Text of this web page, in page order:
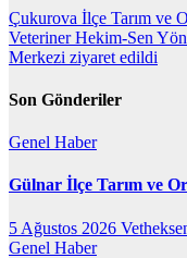
Çukurova İlçe Tarım ve
Veteriner Hekim-Sen
Merkezi ziyaret edildi
Son Gönderiler
Genel Haber
Gülnar İlçe Tarım ve
5 Ağustos 2026
Genel Haber